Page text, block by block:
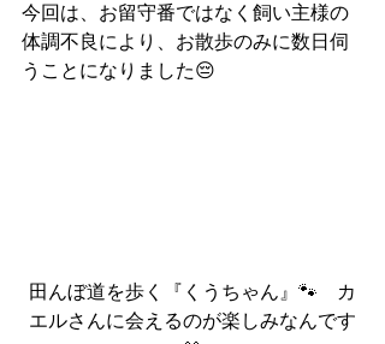
今回は、お留守番ではなく飼い主様の
体調不良により、お散歩のみに数日伺
うことになりました😔
田んぼ道を歩く『くうちゃん』🐾　カ
エルさんに会えるのが楽しみなんです